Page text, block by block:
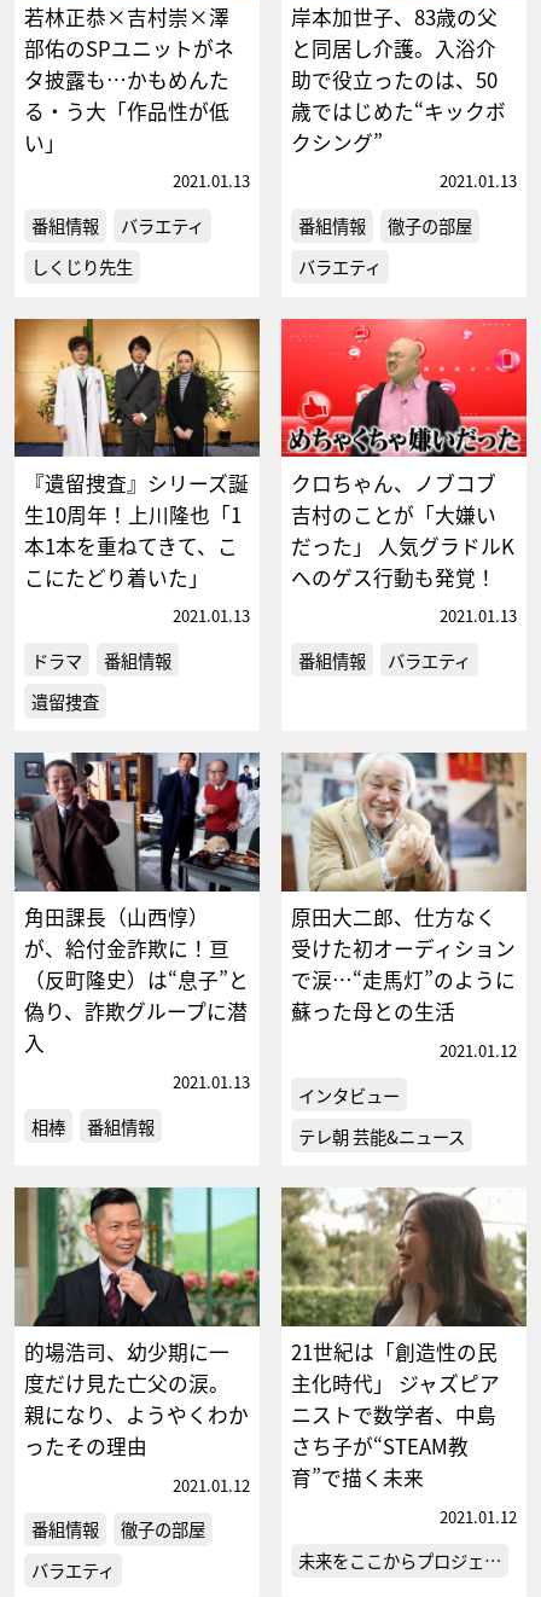
若林正恭×吉村崇×澤
部佑のSPユニットがネ
タ披露も…かもめんた
る・う大「作品性が低
い」
2021.01.13
番組情報
バラエティ
しくじり先生
岸本加世子、83歳の父
と同居し介護。入浴介
助で役立ったのは、50
歳ではじめた“キックボ
クシング”
2021.01.13
番組情報
徹子の部屋
バラエティ
『遺留捜査』シリーズ誕
生10周年！上川隆也「1
本1本を重ねてきて、こ
こにたどり着いた」
2021.01.13
ドラマ
番組情報
遺留捜査
クロちゃん、ノブコブ
吉村のことが「大嫌い
だった」 人気グラドルK
へのゲス行動も発覚！
2021.01.13
番組情報 バラエティ
角田課長（山西惇）
が、給付金詐欺に！亘
（反町隆史）は“息子”と
偽り、詐欺グループに潜
入
2021.01.13
相棒 番組情報
原田大二郎、仕方なく
受けた初オーディション
で涙…“走馬灯”のように
蘇った母との生活
2021.01.12
インタビュー
テレ朝 芸能&ニュース
的場浩司、幼少期に一
度だけ見た亡父の涙。
親になり、ようやくわか
ったその理由
2021.01.12
番組情報
徹子の部屋
バラエティ
21世紀は「創造性の民
主化時代」 ジャズピア
ニストで数学者、中島
さち子が“STEAM教
育”で描く未来
2021.01.12
未来をここからプロジェ…